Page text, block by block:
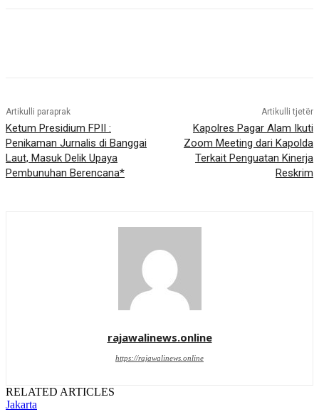
Artikulli paraprak
Ketum Presidium FPII :
Penikaman Jurnalis di Banggai
Laut, Masuk Delik Upaya
Pembunuhan Berencana*
Artikulli tjetër
Kapolres Pagar Alam Ikuti
Zoom Meeting dari Kapolda
Terkait Penguatan Kinerja
Reskrim
rajawalinews.online
https://rajawalinews.online
RELATED ARTICLES
Jakarta